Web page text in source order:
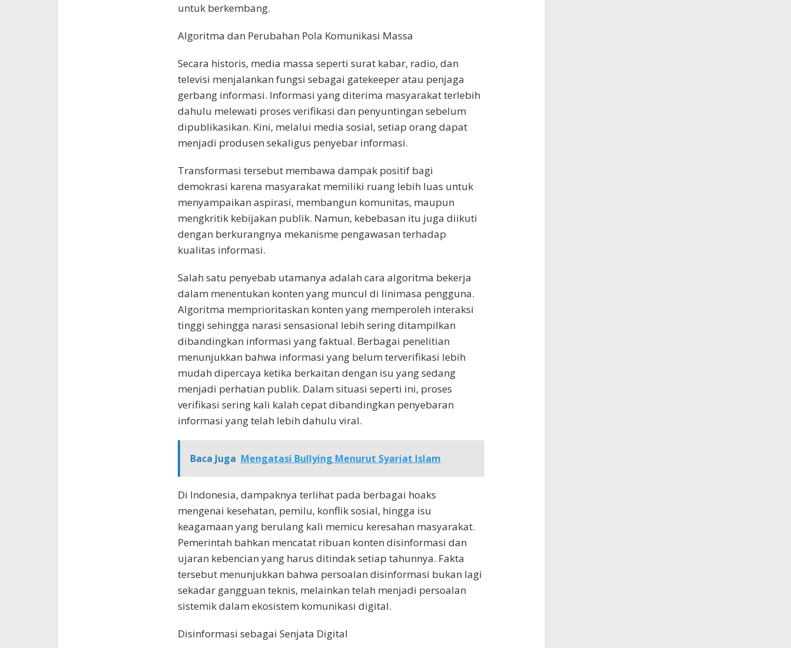
untuk berkembang.
Algoritma dan Perubahan Pola Komunikasi Massa
Secara historis, media massa seperti surat kabar, radio, dan
televisi menjalankan fungsi sebagai gatekeeper atau penjaga
gerbang informasi. Informasi yang diterima masyarakat terlebih
dahulu melewati proses verifikasi dan penyuntingan sebelum
dipublikasikan. Kini, melalui media sosial, setiap orang dapat
menjadi produsen sekaligus penyebar informasi.
Transformasi tersebut membawa dampak positif bagi
demokrasi karena masyarakat memiliki ruang lebih luas untuk
menyampaikan aspirasi, membangun komunitas, maupun
mengkritik kebijakan publik. Namun, kebebasan itu juga diikuti
dengan berkurangnya mekanisme pengawasan terhadap
kualitas informasi.
Salah satu penyebab utamanya adalah cara algoritma bekerja
dalam menentukan konten yang muncul di linimasa pengguna.
Algoritma memprioritaskan konten yang memperoleh interaksi
tinggi sehingga narasi sensasional lebih sering ditampilkan
dibandingkan informasi yang faktual. Berbagai penelitian
menunjukkan bahwa informasi yang belum terverifikasi lebih
mudah dipercaya ketika berkaitan dengan isu yang sedang
menjadi perhatian publik. Dalam situasi seperti ini, proses
verifikasi sering kali kalah cepat dibandingkan penyebaran
informasi yang telah lebih dahulu viral.
Baca Juga Mengatasi Bullying Menurut Syariat Islam
Di Indonesia, dampaknya terlihat pada berbagai hoaks
mengenai kesehatan, pemilu, konflik sosial, hingga isu
keagamaan yang berulang kali memicu keresahan masyarakat.
Pemerintah bahkan mencatat ribuan konten disinformasi dan
ujaran kebencian yang harus ditindak setiap tahunnya. Fakta
tersebut menunjukkan bahwa persoalan disinformasi bukan lagi
sekadar gangguan teknis, melainkan telah menjadi persoalan
sistemik dalam ekosistem komunikasi digital.
Disinformasi sebagai Senjata Digital